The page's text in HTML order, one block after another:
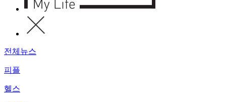
전체뉴스
피플
헬스